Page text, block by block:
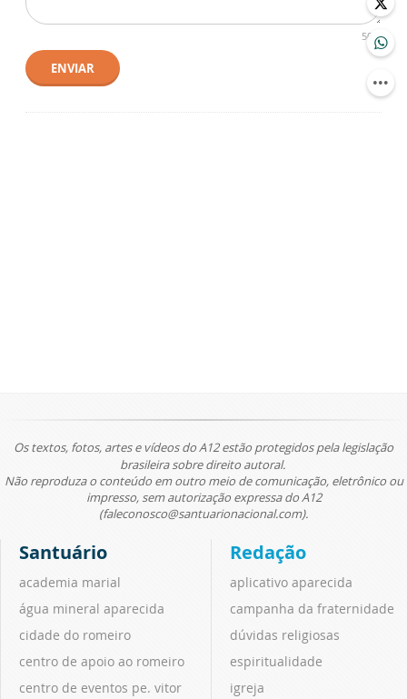
500
ENVIAR
Os textos, fotos, artes e vídeos do A12 estão protegidos pela legislação
brasileira sobre direito autoral.
Não reproduza o conteúdo em outro meio de comunicação, eletrônico ou
impresso, sem autorização expressa do A12
(faleconosco@santuarionacional.com).
Santuário
academia marial
água mineral aparecida
cidade do romeiro
centro de apoio ao romeiro
centro de eventos pe. vitor
Redação
aplicativo aparecida
campanha da fraternidade
dúvidas religiosas
espiritualidade
igreja